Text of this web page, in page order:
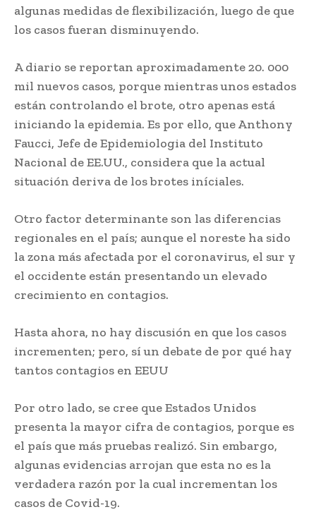
algunas medidas de flexibilización, luego de que
los casos fueran disminuyendo.
A diario se reportan aproximadamente 20. 000
mil nuevos casos, porque mientras unos estados
están controlando el brote, otro apenas está
iniciando la epidemia. Es por ello, que Anthony
Faucci, Jefe de Epidemiologia del Instituto
Nacional de EE.UU., considera que la actual
situación deriva de los brotes iníciales.
Otro factor determinante son las diferencias
regionales en el país; aunque el noreste ha sido
la zona más afectada por el coronavirus, el sur y
el occidente están presentando un elevado
crecimiento en contagios.
Hasta ahora, no hay discusión en que los casos
incrementen; pero, sí un debate de por qué hay
tantos contagios en EEUU
Por otro lado, se cree que Estados Unidos
presenta la mayor cifra de contagios, porque es
el país que más pruebas realizó. Sin embargo,
algunas evidencias arrojan que esta no es la
verdadera razón por la cual incrementan los
casos de Covid-19.